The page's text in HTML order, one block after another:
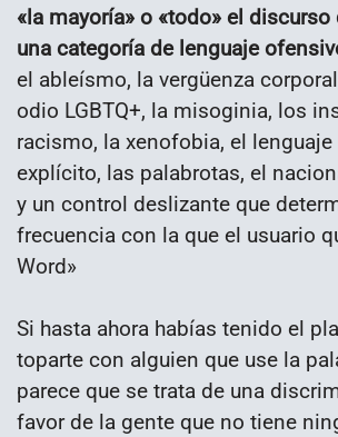
«la mayoría» o «todo» el discurso
una categoría de lenguaje
el ableísmo, la vergüenza
odio LGBTQ+, la misoginia, los
racismo, la xenofobia, el
explícito, las palabrotas, el
y un control deslizante que
frecuencia con la que el usuario
Word»
Si hasta ahora habías tenido el
toparte con alguien que use la
parece que se trata de una
favor de la gente que no tiene